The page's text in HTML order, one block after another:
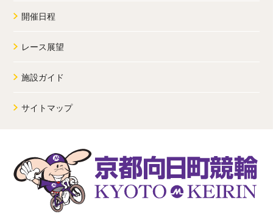
開催日程
レース展望
施設ガイド
サイトマップ